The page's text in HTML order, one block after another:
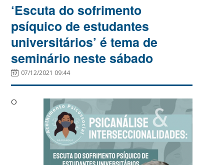
‘Escuta do sofrimento
psíquico de estudantes
universitários’ é tema de
seminário neste sábado
07/12/2021 09:44
O